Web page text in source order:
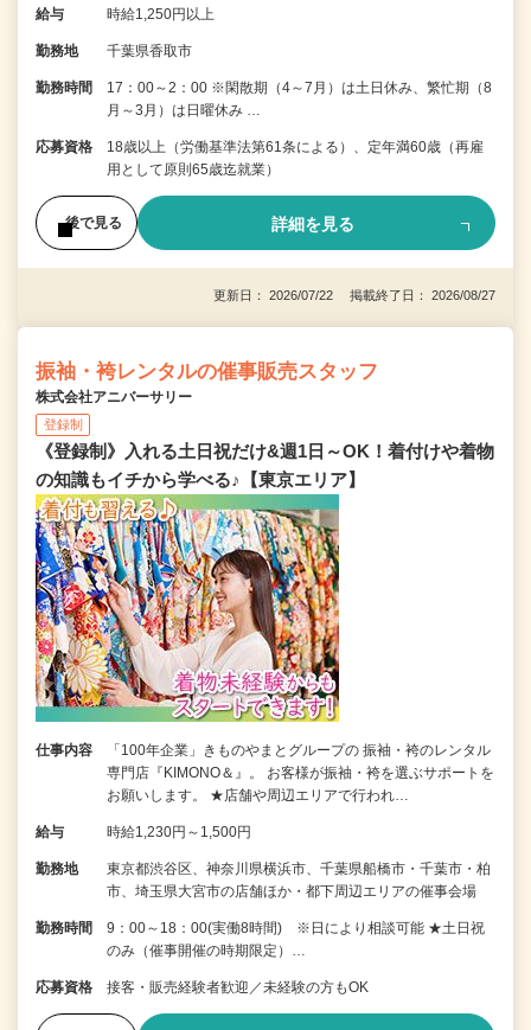
給与 時給1,250円以上
勤務地 千葉県香取市
勤務時間
17：00～2：00 ※閑散期（4～7月）は土日休み、繁忙期（8
月～3月）は日曜休み …
応募資格
18歳以上（労働基準法第61条による）、定年満60歳（再雇
用として原則65歳迄就業）
後で見る 詳細を見る
更新日： 2026/07/22 掲載終了日： 2026/08/27
振袖・袴レンタルの催事販売スタッフ
株式会社アニバーサリー
登録制
《登録制》入れる土日祝だけ&週1日～OK！着付けや着物
の知識もイチから学べる♪【東京エリア】
仕事内容
「100年企業」きものやまとグループの 振袖・袴のレンタル
専門店『KIMONO＆』。 お客様が振袖・袴を選ぶサポートを
お願いします。 ★店舗や周辺エリアで行われ…
給与 時給1,230円～1,500円
勤務地
東京都渋谷区、神奈川県横浜市、千葉県船橋市・千葉市・柏
市、埼玉県大宮市の店舗ほか・都下周辺エリアの催事会場
勤務時間
9：00～18：00(実働8時間) ※日により相談可能 ★土日祝
のみ（催事開催の時期限定）…
応募資格 接客・販売経験者歓迎／未経験の方もOK